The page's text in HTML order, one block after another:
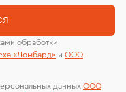
обработки
«Ломбард» и ООО
данных ООО